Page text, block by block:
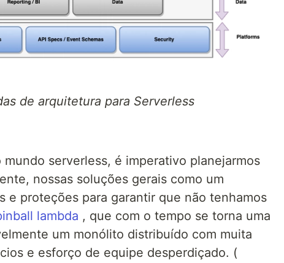
de arquitetura para Serverless
serverless, é imperativo planejarmos
nossas soluções gerais como um
e proteções para garantir que não tenhamos
lambda , que com o tempo se torna uma
um monólito distribuído com muita
e esforço de equipe desperdiçado. (